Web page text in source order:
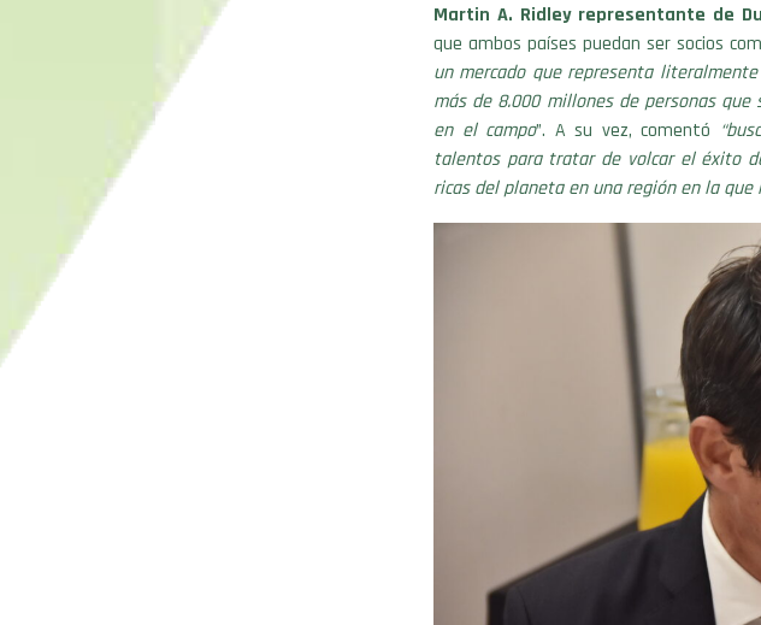
Martin A. Ridley representante de
que ambos países puedan ser socios
un mercado que representa
más de 8.000 millones de personas
en el campo”. A su vez, comentó
talentos para tratar de volcar el éxito
ricas del planeta en una región en la que